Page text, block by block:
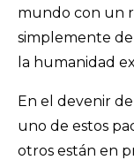
mundo con un
simplemente
la humanidad
En el devenir
uno de estos
otros están en